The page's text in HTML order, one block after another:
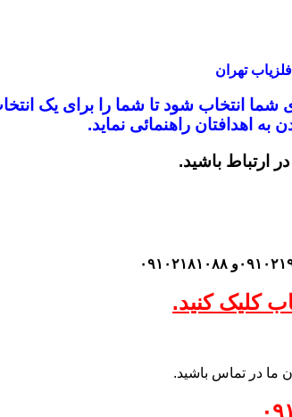
تهران
شما انتخاب شودتا شما را برای یک
به اهدافتان راهنمائی نماید.
ارتباط باشید.
کلیک کنید.
ما در تماس باشید.